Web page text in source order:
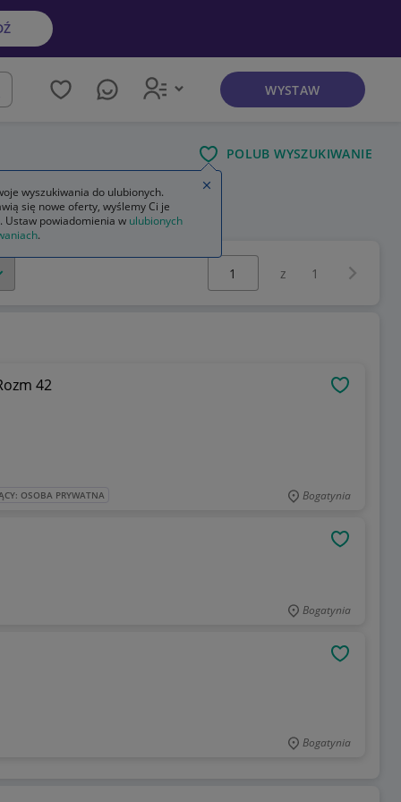
WYSTAW
POLUB WYSZUKIWANIE
Wybierz stronę:
z 1
42
OSOBA PRYWATNA Bogatynia
Bogatynia
Bogatynia
wyszukiwania do ulubionych.
się nowe oferty, wyślemy Ci je
Ustaw powiadomienia w ulubionych
.
Zamknij wskazówkę